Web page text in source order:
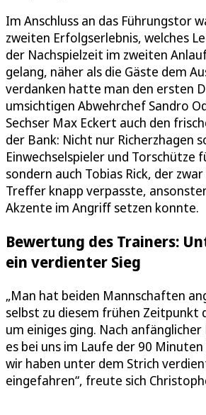
Im Anschluss an das Führungstor
zweiten Erfolgserlebnis, welches
der Nachspielzeit im zweiten
gelang, näher als die Gäste dem
verdanken hatte man den ersten
umsichtigen Abwehrchef Sandro
Sechser Max Eckert auch den
der Bank: Nicht nur Richerzhagen
Einwechselspieler und Torschütze
sondern auch Tobias Rick, der
Treffer knapp verpasste,
Akzente im Angriff setzen konnte.
Bewertung des Trainers:
ein verdienter Sieg
„Man hat beiden Mannschaften
selbst zu diesem frühen Zeitpunkt
um einiges ging. Nach
es bei uns im Laufe der 90
wir haben unter dem Strich
eingefahren“, freute sich